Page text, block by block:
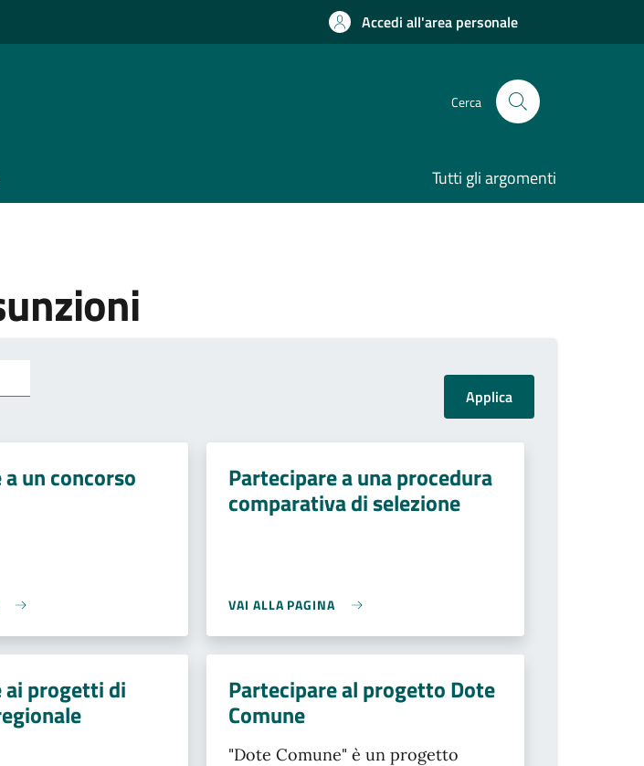
Accedi all'area personale
Cerca
Tutti gli argomenti
un concorso Partecipare a una procedura
comparativa di selezione
VAI ALLA PAGINA
ai progetti di Partecipare al progetto Dote
Comune
"Dote Comune" è un progetto